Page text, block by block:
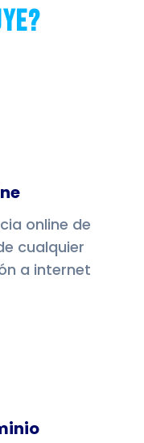
online de
cualquier
a internet